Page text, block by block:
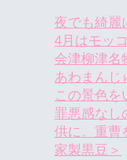
夜でも綺麗
4月はモッ
会津柳津
あわまん
この景色を
罪悪感なし
供に。重曹
家製黒豆＞